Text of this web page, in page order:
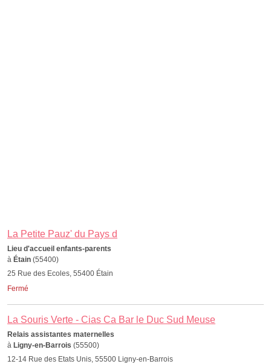
La Petite Pauz' du Pays d
Lieu d'accueil enfants-parents
à Étain (55400)
25 Rue des Ecoles, 55400 Étain
Fermé
La Souris Verte - Cias Ca Bar le Duc Sud Meuse
Relais assistantes maternelles
à Ligny-en-Barrois (55500)
12-14 Rue des Etats Unis, 55500 Ligny-en-Barrois